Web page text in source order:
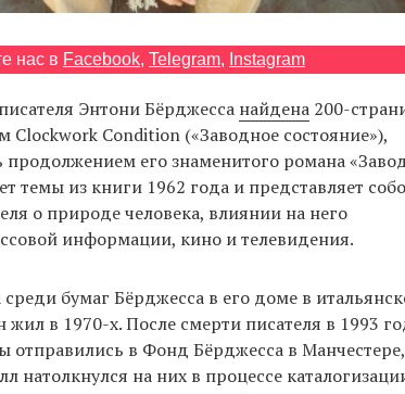
нас в Facebook, Telegram, Instagram
Энтони Бёрджесса найдена200-
Clockwork Condition («Заводное состояние»),
его знаменитого романа
темы из книги 1962 года и представляет
о природе человека, влиянии на него
информации, кино и телевидения.
бумаг Бёрджесса в его доме в
жил в 1970-х. После смерти писателя в 1993
отправились в Фонд Бёрджесса в
натолкнулся на них в процессе